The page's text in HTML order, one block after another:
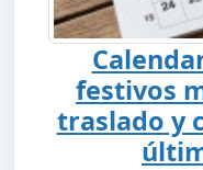
festivos
traslado y